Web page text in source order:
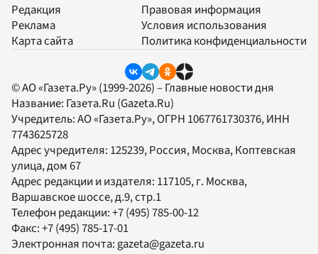
Редакция
Реклама
Карта сайта
Правовая информация
Условия использования
Политика конфиденциальности
© АО «Газета.Ру» (1999-2026) – Главные новости дня
Название: Газета.Ru (Gazeta.Ru)
Учредитель:АО «Газета.Ру», ОГРН 1067761730376, ИНН
7743625728
Адрес учредителя: 125239, Россия, Москва, Коптевская
улица, дом 67
Адрес редакции и издателя: 117105, г. Москва,
Варшавское шоссе, д.9, стр.1
Телефон редакции:+7 (495) 785-00-12
Факс:+7 (495) 785-17-01
Электронная почта:gazeta@gazeta.ru